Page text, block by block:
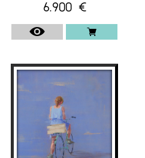
Japó
BENEDITO, Málaga
Col·lecció ULLS
6.900 €